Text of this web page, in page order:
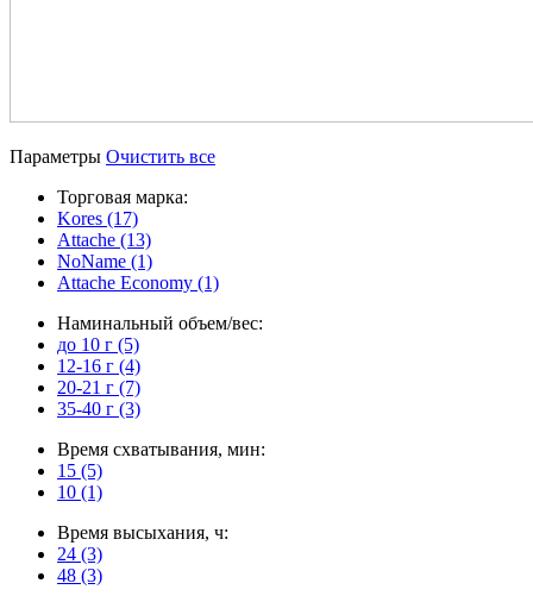
Параметры Очистить все
Торговая марка:
Kores (17)
Attache (13)
NoName (1)
Attache Economy (1)
Наминальный объем/вес:
до 10 г (5)
12-16 г (4)
20-21 г (7)
35-40 г (3)
Время схватывания, мин:
15 (5)
10 (1)
Время высыхания, ч:
24 (3)
48 (3)